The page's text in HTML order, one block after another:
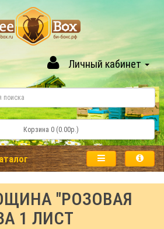
Личный кабинет
Корзина 0 (0.00р.)
"РОЗОВАЯ
1 ЛИСТ